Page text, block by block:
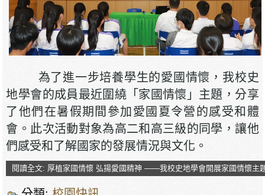
為了進一步培養學生的愛國情懷，我校史
地學會的成員最近圍繞「家國情懷」主題，分享
了他們在暑假期間參加愛國夏令營的感受和體
會。此次活動對象為高二和高三級的同學，讓他
們感受和了解國家的發展情況與文化。
閱讀全文: 厚植家國情懷 弘揚愛國精神 ——我校史地學會開展家國情懷主